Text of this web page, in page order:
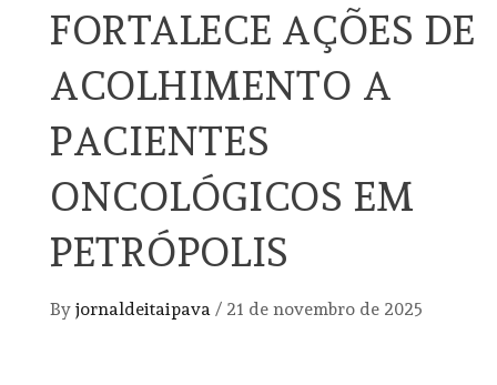
FORTALECE AÇÕES DE
ACOLHIMENTO A
PACIENTES
ONCOLÓGICOS EM
PETRÓPOLIS
By jornaldeitaipava / 21 de novembro de 2025